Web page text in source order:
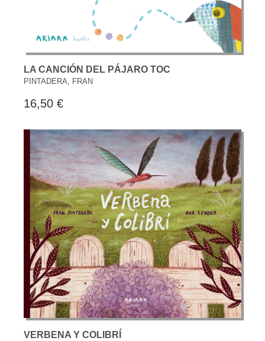
LA CANCIÓN DEL PÁJARO TOC
PINTADERA, FRAN
16,50 €
VERBENA Y COLIBRÍ